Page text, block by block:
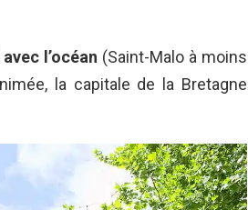
l’océan (Saint-Malo à moins
la capitale de la Bretagne